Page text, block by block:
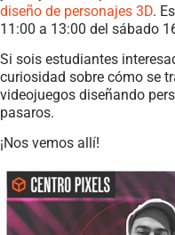
diseño de personajes 3D.
11:00 a 13:00 del sábado
Si sois estudiantes
curiosidad sobre cómo se
videojuegos diseñando
pasaros.
¡Nos vemos allí!